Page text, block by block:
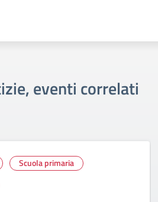
eventi correlati
Scuola primaria